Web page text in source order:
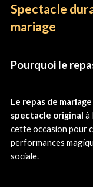
Spectacle
mariage
Pourquoi le
Le repas de
spectacle original à
cette occasion pour
performances
sociale.